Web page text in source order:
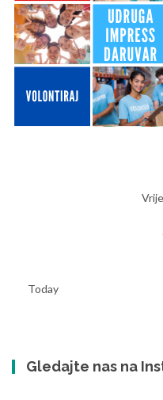
Today
Gledajte nas na